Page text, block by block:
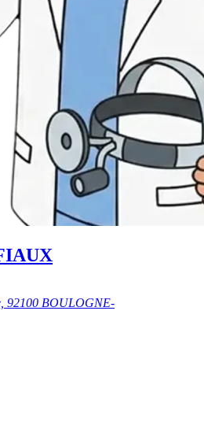
92100 BOULOGNE-